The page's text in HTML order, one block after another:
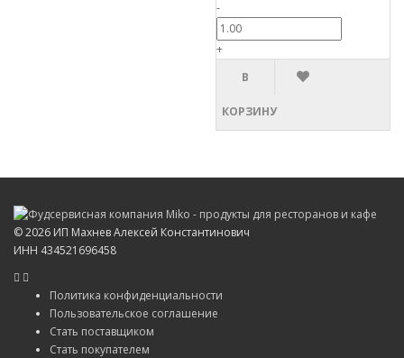
-
+
В
КОРЗИНУ
©2026 ИП Махнев Алексей Константинович
ИНН 434521696458
Политика конфиденциальности
Пользовательское соглашение
Стать поставщиком
Стать покупателем